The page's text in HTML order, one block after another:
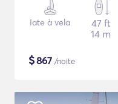
Iate à vela
47 ft
14 m
$867 /noite